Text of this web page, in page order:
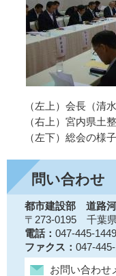
（左上）会長（清
（右上）宮内県土
（左下）総会の様子
問い合わせ
都市建設部 道路
〒273-0195 千葉
電話： 047-445-1449
ファクス： 047-
お問い合わせ